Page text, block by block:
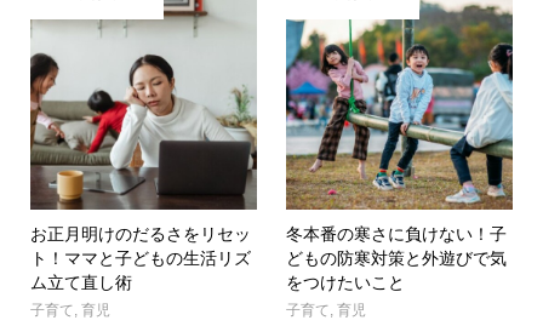
お正月明けのだるさをリセッ
ト！ママと子どもの生活リズ
ム立て直し術
子育て, 育児
冬本番の寒さに負けない！子
どもの防寒対策と外遊びで気
をつけたいこと
子育て,育児